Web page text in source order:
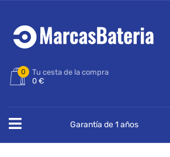
0
Tu cesta de la compra
0 €
Garantía de 1 años